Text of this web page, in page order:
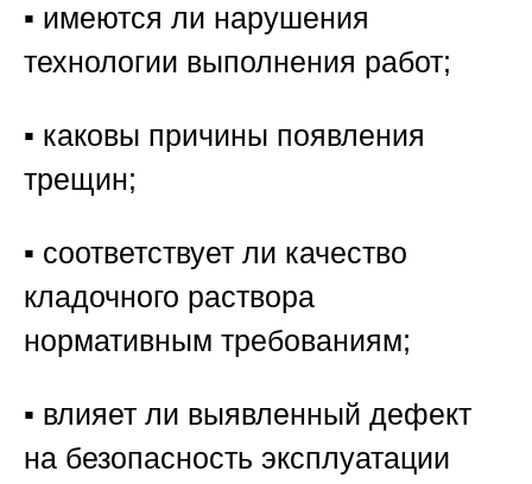
▪️ имеются ли нарушения
технологии выполнения работ;
▪️ каковы причины появления
трещин;
▪️ соответствует ли качество
кладочного раствора
нормативным требованиям;
▪️ влияет ли выявленный дефект
на безопасность эксплуатации